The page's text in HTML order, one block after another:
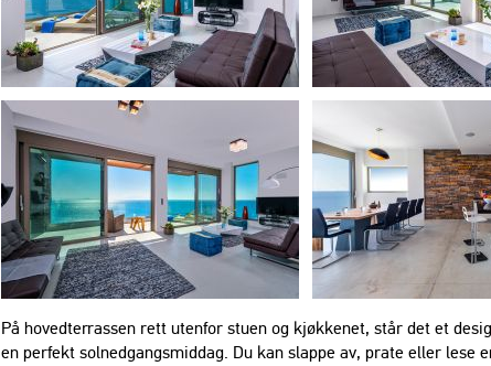
På hovedterrassen rett utenfor stuen og kjøkkenet, står det et
en perfekt solnedgangsmiddag. Du kan slappe av, prate eller lese